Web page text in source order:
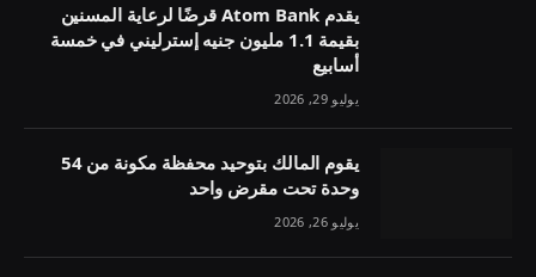
يقدم Atom Bank قرضًا لرعاية المسنين
بقيمة 1.1 مليون جنيه إسترليني في خمسة
أسابيع
يوليو 29, 2026
يقوم المالك بتوحيد محفظة مكونة من 54
وحدة تحت مقرض واحد
يوليو 26, 2026